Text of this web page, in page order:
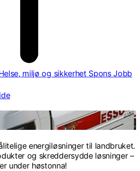
miljø og sikkerhet Spons Jobb
energiløsninger til landbruket.
og skreddersydde løsninger –
under høstonna!